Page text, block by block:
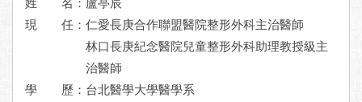
現 任： 仁愛長庚合作聯盟醫院整形外科主治醫師
林口長庚紀念醫院兒童整形外科助理教授級主
治醫師
學 歷： 台北醫學大學醫學系